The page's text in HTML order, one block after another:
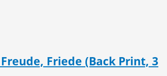
Friede (Back Print, 3